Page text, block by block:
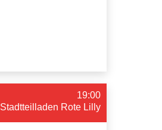
19:00
Stadtteilladen Rote Lilly